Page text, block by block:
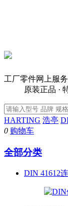
工厂零件网上服
原装正品 ·
HARTING 浩亭
0 购物车
全部分类
DIN 41612